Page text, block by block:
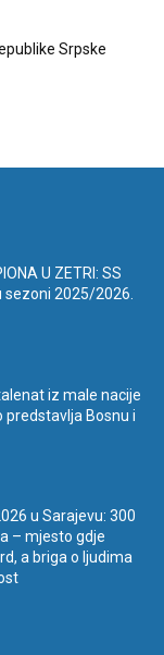
Srpske
U ZETRI: SS
sezoni 2025/2026.
iz male nacije
predstavlja Bosnu i
u Sarajevu: 300
– mjesto gdje
a briga o ljudima